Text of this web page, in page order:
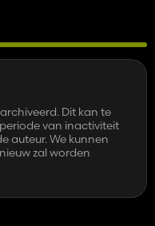
Dit kan te
van inactiviteit
auteur. We kunnen
zal worden